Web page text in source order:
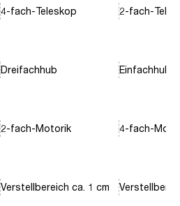
4-fach-Teleskop
Dreifachhub
2-fach-Motorik
Verstellbereich ca. 1 cm
2-fach-
Einfachhub
4-fach-